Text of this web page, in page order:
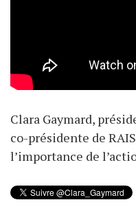
Clara Gaymard,
co-présidente de
l’importance de